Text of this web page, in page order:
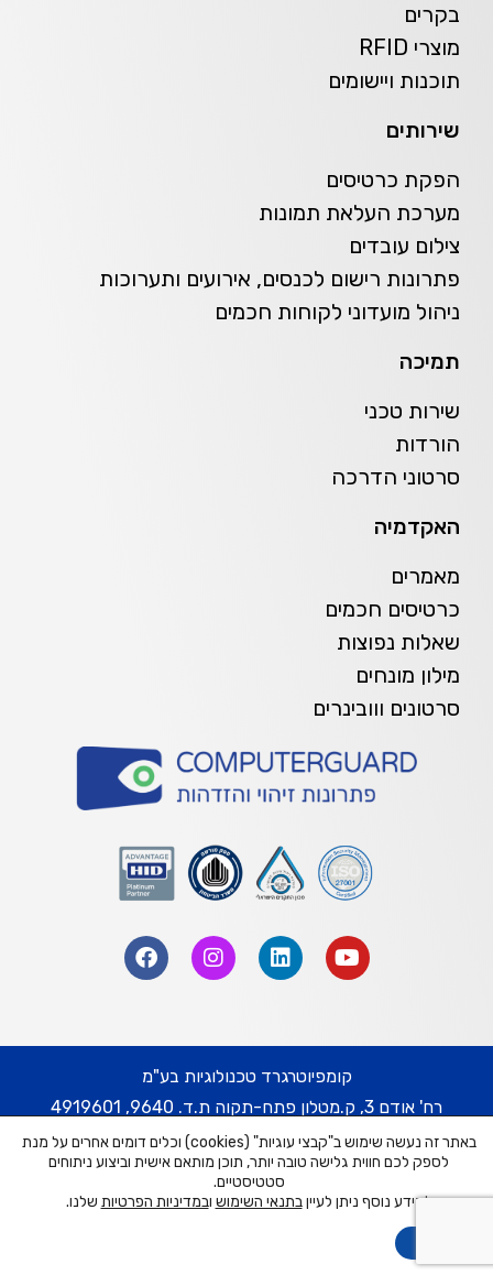
בקרים
מוצרי RFID
תוכנות ויישומים
שירותים
הפקת כרטיסים
מערכת העלאת תמונות
צילום עובדים
פתרונות רישום לכנסים, אירועים ותערוכות
ניהול מועדוני לקוחות חכמים
תמיכה
שירות טכני
הורדות
סרטוני הדרכה
האקדמיה
מאמרים
כרטיסים חכמים
שאלות נפוצות
מילון מונחים
סרטונים ווובינרים
קומפיוטרגרד טכנולוגיות בע"מ
רח' אודם 3, ק.מטלון פתח-תקוה ת.ד. 9640, 4919601
טל' 074-7452332 | פקס. 03-9217778
באתר זה נעשה שימוש ב"קבצי עוגיות" (cookies) וכלים דומים אחרים על מנת
לספק לכם חווית גלישה טובה יותר, תוכן מותאם אישית וביצוע ניתוחים
סטטיסטיים.
למידע נוסף ניתן לעייןבתנאי השימוש ובמדיניות הפרטיות שלנו.